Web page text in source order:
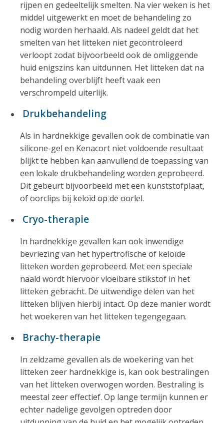
rijpen en gedeeltelijk smelten. Na vier weken is het
middel uitgewerkt en moet de behandeling zo
nodig worden herhaald. Als nadeel geldt dat het
smelten van het litteken niet gecontroleerd
verloopt zodat bijvoorbeeld ook de omliggende
huid enigszins kan uitdunnen. Het litteken dat na
behandeling overblijft heeft vaak een
verschrompeld uiterlijk.
Drukbehandeling
Als in hardnekkige gevallen ook de combinatie van
silicone-gel en Kenacort niet voldoende resultaat
blijkt te hebben kan aanvullend de toepassing van
een lokale drukbehandeling worden geprobeerd.
Dit gebeurt bijvoorbeeld met een kunststofplaat,
of oorclips bij keloïd op de oorlel.
Cryo-therapie
In hardnekkige gevallen kan ook inwendige
bevriezing van het hypertrofische of keloïde
litteken worden geprobeerd. Met een speciale
naald wordt hiervoor vloeibare stikstof in het
litteken gebracht. De uitwendige delen van het
litteken blijven hierbij intact. Op deze manier wordt
het woekeren van het litteken tegengegaan.
Brachy-therapie
In zeldzame gevallen als de woekering van het
litteken zeer hardnekkige is, kan ook bestralingen
van het litteken overwogen worden. Bestraling is
meestal zeer effectief. Op lange termijn kunnen er
echter nadelige gevolgen optreden door